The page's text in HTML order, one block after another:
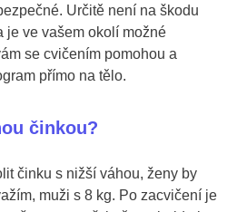
Určitě není na škodu
je ve vašem okolí možné
se cvičením pomohou a
přímo na tělo.
činkou?
činku s nižší váhou, ženy by
muži s 8 kg. Po zacvičení je